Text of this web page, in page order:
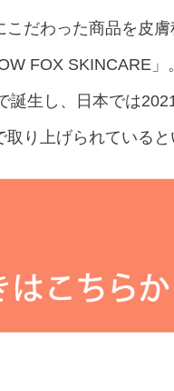
だわった商品を⽪
FOX SKINCARE」。
誕生し、日本では
り上げられていると